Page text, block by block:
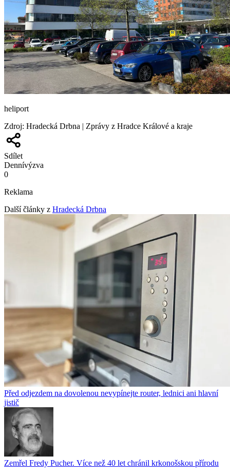
heliport
Zdroj: Hradecká Drbna | Zprávy z Hradce Králové a kraje
Sdílet
Dennívýzva
0
Reklama
Další články z Hradecká Drbna
Před odjezdem na dovolenou nevypínejte router, lednici ani hlavní
jistič
Zemřel Fredy Pucher. Více než 40 let chránil krkonošskou přírodu